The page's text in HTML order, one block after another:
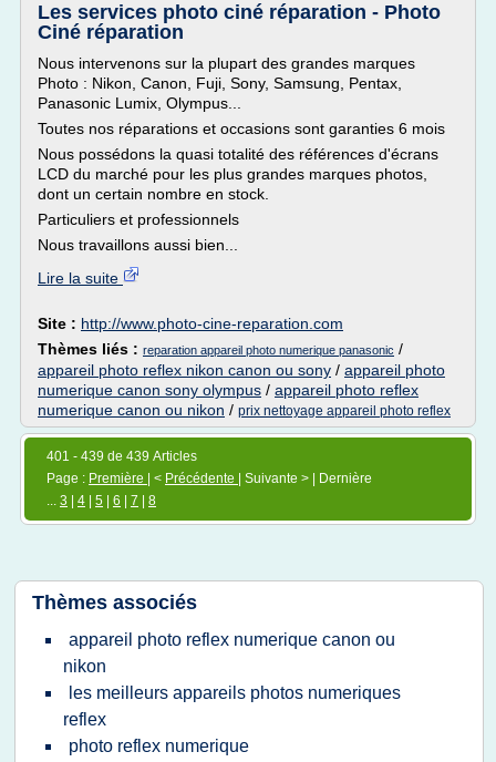
Les services photo ciné réparation - Photo
Ciné réparation
Nous intervenons sur la plupart des grandes marques
Photo : Nikon, Canon, Fuji, Sony, Samsung, Pentax,
Panasonic Lumix, Olympus...
Toutes nos réparations et occasions sont garanties 6 mois
Nous possédons la quasi totalité des références d'écrans
LCD du marché pour les plus grandes marques photos,
dont un certain nombre en stock.
Particuliers et professionnels
Nous travaillons aussi bien...
Lire la suite
Site : http://www.photo-cine-reparation.com
Thèmes liés : reparation appareil photo numerique panasonic /
appareil photo reflex nikon canon ou sony / appareil photo
numerique canon sony olympus / appareil photo reflex
numerique canon ou nikon / prix nettoyage appareil photo reflex
401 - 439 de 439 Articles
Page : Première | < Précédente
| Suivante > | Dernière
... 3 4 5 6 7 8
Thèmes associés
appareil photo reflex numerique canon ou
nikon
les meilleurs appareils photos numeriques
reflex
photo reflex numerique